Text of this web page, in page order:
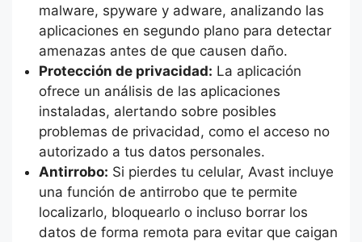
malware, spyware y adware, analizando las
aplicaciones en segundo plano para detectar
amenazas antes de que causen daño.
Protección de privacidad: La aplicación
ofrece un análisis de las aplicaciones
instaladas, alertando sobre posibles
problemas de privacidad, como el acceso no
autorizado a tus datos personales.
Antirrobo: Si pierdes tu celular, Avast incluye
una función de antirrobo que te permite
localizarlo, bloquearlo o incluso borrar los
datos de forma remota para evitar que caigan